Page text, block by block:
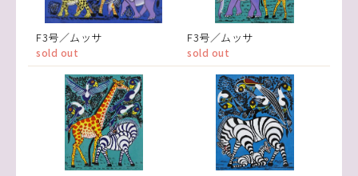
F3号／ムッサ
sold out
F3号／ムッサ
sold out